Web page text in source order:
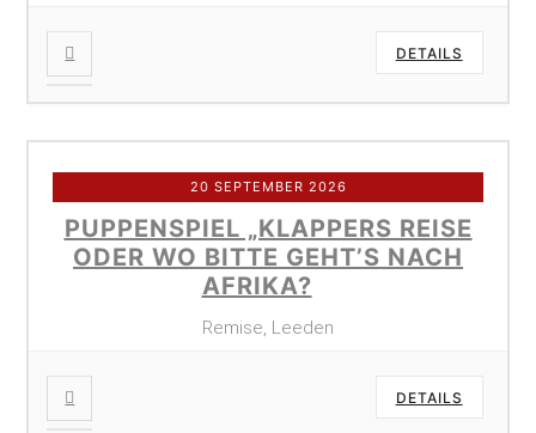
DETAILS
20 SEPTEMBER 2026
PUPPENSPIEL „KLAPPERS REISE
ODER WO BITTE GEHT’S NACH
AFRIKA?
Remise, Leeden
DETAILS